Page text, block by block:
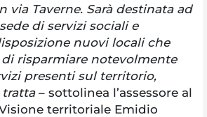
via Taverne. Sarà destinata ad
di servizi sociali e
nuovi locali che
risparmiare notevolmente
presenti sul territorio,
tratta– sottolinea l’assessore al
territoriale Emidio